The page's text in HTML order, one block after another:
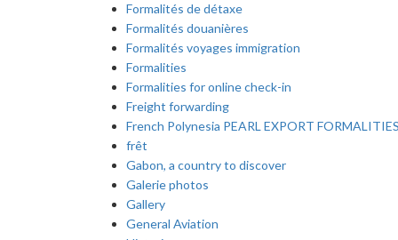
Formalités de détaxe
Formalités douanières
Formalités voyages immigration
Formalities
Formalities for online check-in
Freight forwarding
French Polynesia PEARL EXPORT FORMALITIES
frêt
Gabon, a country to discover
Galerie photos
Gallery
General Aviation